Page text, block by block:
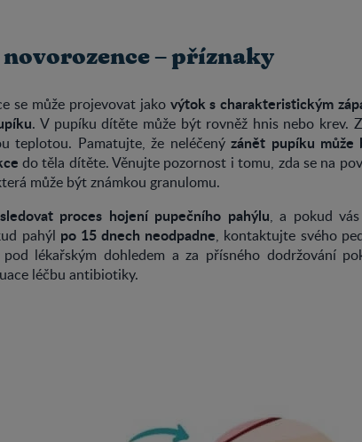
– příznaky
se může projevovat jako výtok s charakteristickým
. V pupíku dítěte může být rovněž hnis nebo krev.
teplotou. Pamatujte, že neléčenýzánět pupíku může
do těla dítěte. Věnujte pozornost i tomu, zda se na
může být známkou granulomu.
sledovat proces hojení pupečního pahýlu, a pokud
pahýl po 15 dnech neodpadne, kontaktujte svého
lékařským dohledem a za přísného dodržování
léčbu antibiotiky.